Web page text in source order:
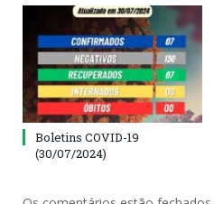
Boletins COVID-19
(30/07/2024)